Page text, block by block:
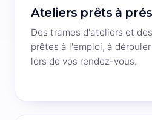
Ateliers prêts à
Des trames d'ateliers et
prêtes à l'emploi, à
lors de vos rendez-vous.